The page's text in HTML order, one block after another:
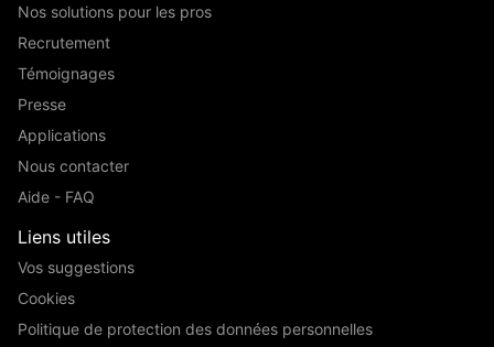
Nos solutions pour les pros
Recrutement
Témoignages
Presse
Applications
Nous contacter
Aide - FAQ
Liens utiles
Vos suggestions
Cookies
Politique de protection des données personnelles